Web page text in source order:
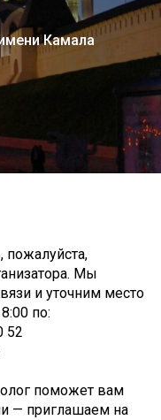
Камала
пожалуйста,
Мы
и уточним место
по:
52
поможет вам
— приглашаем на